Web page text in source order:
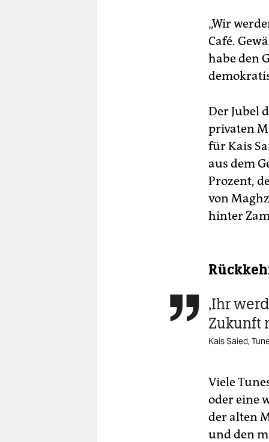
„Wir
Café.
habe den
Der Jubel
privaten
für Kais
aus dem
Prozent,
von
hinter
 ,Ihr
Zukunft
Kais Saied,
Viele
oder eine
der alten
und den